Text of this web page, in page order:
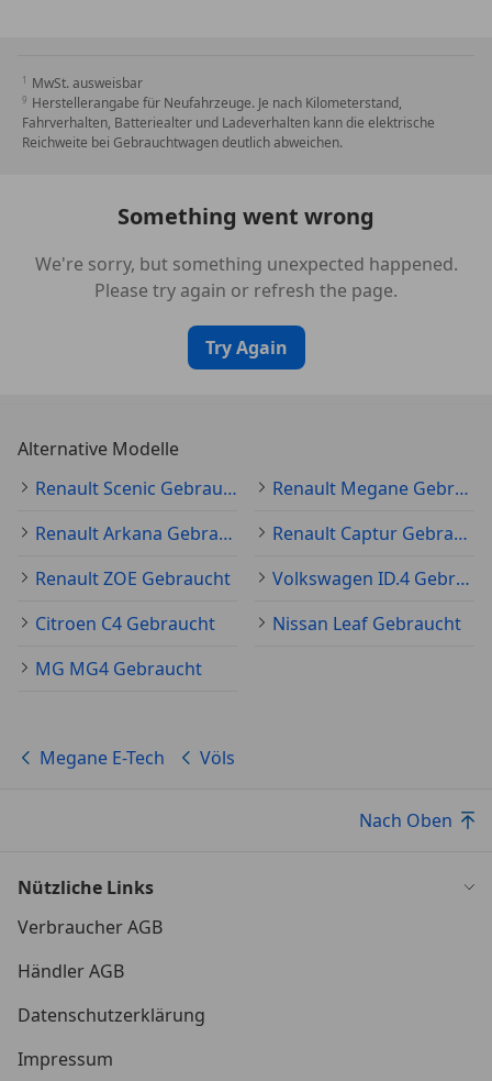
MwSt. ausweisbar
Herstellerangabe für Neufahrzeuge. Je nach Kilometerstand,
Fahrverhalten, Batteriealter und Ladeverhalten kann die elektrische
Reichweite bei Gebrauchtwagen deutlich abweichen.
Something went wrong
We're sorry, but something unexpected happened.
Please try again or refresh the page.
Try Again
Alternative Modelle
Renault Scenic Gebraucht
Renault Megane Gebraucht
Renault Arkana Gebraucht
Renault Captur Gebraucht
Renault ZOE Gebraucht
Volkswagen ID.4 Gebraucht
Citroen C4 Gebraucht
Nissan Leaf Gebraucht
MG MG4 Gebraucht
Megane E-Tech Völs
Nach Oben
Nützliche Links
Verbraucher AGB
Händler AGB
Datenschutzerklärung
Impressum